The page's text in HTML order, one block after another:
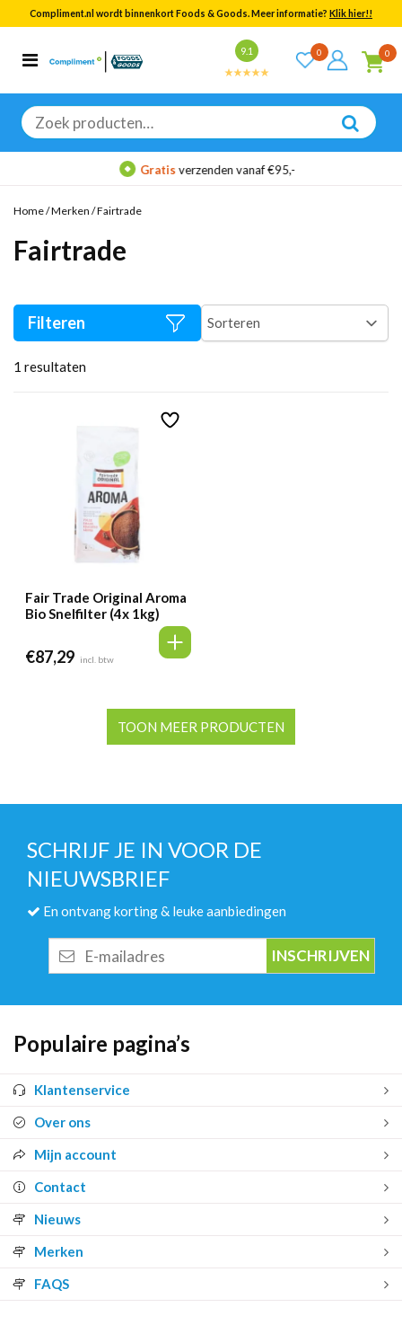
Compliment.nl wordt binnenkort Foods & Goods. Meer informatie? Klik hier!!
9.1 0 0
Zoeken
naar:
Categorieën
Bekijk alle resultaten
Gratisverzenden vanaf €95,-
Home/Merken /Fairtrade
Fairtrade
1 resultaten
Filteren
Fair Trade Original Aroma
Bio Snelfilter (4x 1kg)
€87,29 incl. btw
TOON MEER PRODUCTEN
SCHRIJF JE IN VOOR DE
NIEUWSBRIEF
En ontvang korting & leuke aanbiedingen
mailadres
Populaire pagina’s
Klantenservice
Over ons
Mijn account
Contact
Nieuws
Merken
FAQS